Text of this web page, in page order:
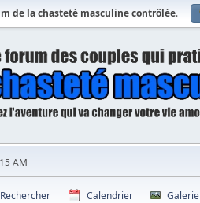
de la chasteté masculine contrôlée.
AM
Rechercher Calendrier Galerie